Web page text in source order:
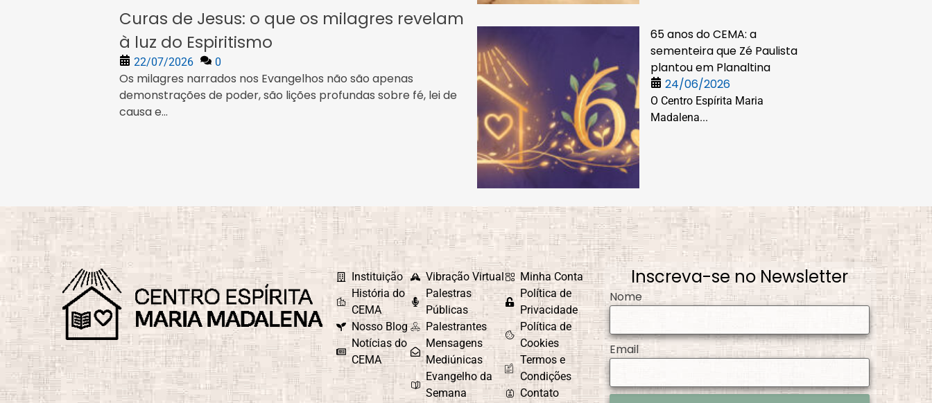
Curas de Jesus: o que os milagres revelam
à luz do Espiritismo
22/07/2026 0
Os milagres narrados nos Evangelhos não são apenas
demonstrações de poder, são lições profundas sobre fé, lei de
causa e...
65 anos do CEMA: a
sementeira que Zé Paulista
plantou em Planaltina
24/06/2026
O Centro Espírita Maria
Madalena...
Instituição
História do
CEMA
Nosso Blog
Notícias do
CEMA
Vibração Virtual
Palestras
Públicas
Palestrantes
Mensagens
Mediúnicas
Evangelho da
Semana
Minha Conta
Política de
Privacidade
Política de
Cookies
Termos e
Condições
Contato
Inscreva-se no Newsletter
Nome
Email